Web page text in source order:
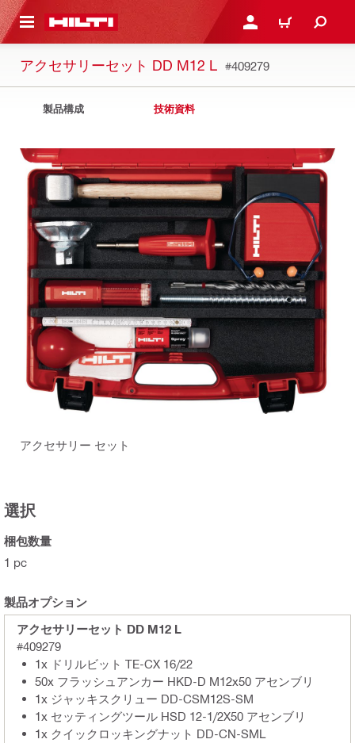
内容を表示 ログイン・新規オンライ
カート
アクセサリーセット DD M12 L #409279
製品構成 技術資料
アクセサリー セット
選択
梱包数量
1 pc
製品オプション
アクセサリーセット DD M12 L
#409279
1x ドリルビット TE-CX 16/22
50x フラッシュアンカー HKD-D M12x50 アセンブリ
1x ジャッキスクリュー DD-CSM12S-SM
1x セッティングツール HSD 12-1/2X50 アセンブリ
1x クイックロッキングナット DD-CN-SML